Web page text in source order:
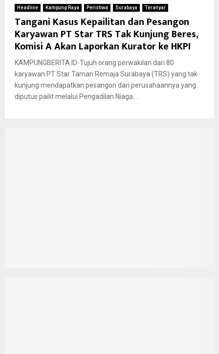
Headline Kampung Raya Peristiwa Surabaya Teranyar
Tangani Kasus Kepailitan dan Pesangon
Karyawan PT Star TRS Tak Kunjung Beres,
Komisi A Akan Laporkan Kurator ke HKPI
KAMPUNGBERITA.ID-Tujuh orang perwakilan dari 80
karyawan PT Star Taman Remaja Surabaya (TRS) yang tak
kunjung mendapatkan pesangon dari perusahaannya yang
diputus pailit melalui Pengadilan Niaga...